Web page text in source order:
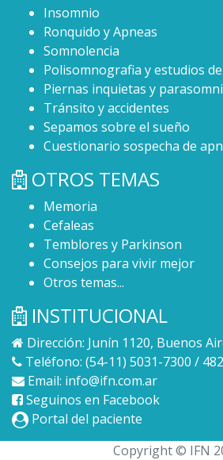
Insomnio
Ronquido y Apneas
Somnolencia
Polisomnografia y estudios
Piernas inquietas y
Tránsito y accidentes
Sepamos sobre el sueño
Cuestionario sospecha de
OTROS TEMAS
Memoria
Cefaleas
Temblores y Parkinson
Consejos para vivir mejor
Otros temas...
INSTITUCIONAL
Dirección: Junín 1120, Buenos
Teléfono: (54-11) 5031-7300 /
Email: info@ifn.com.ar
Seguinos en Facebook
Portal del paciente
Copyright © IFN